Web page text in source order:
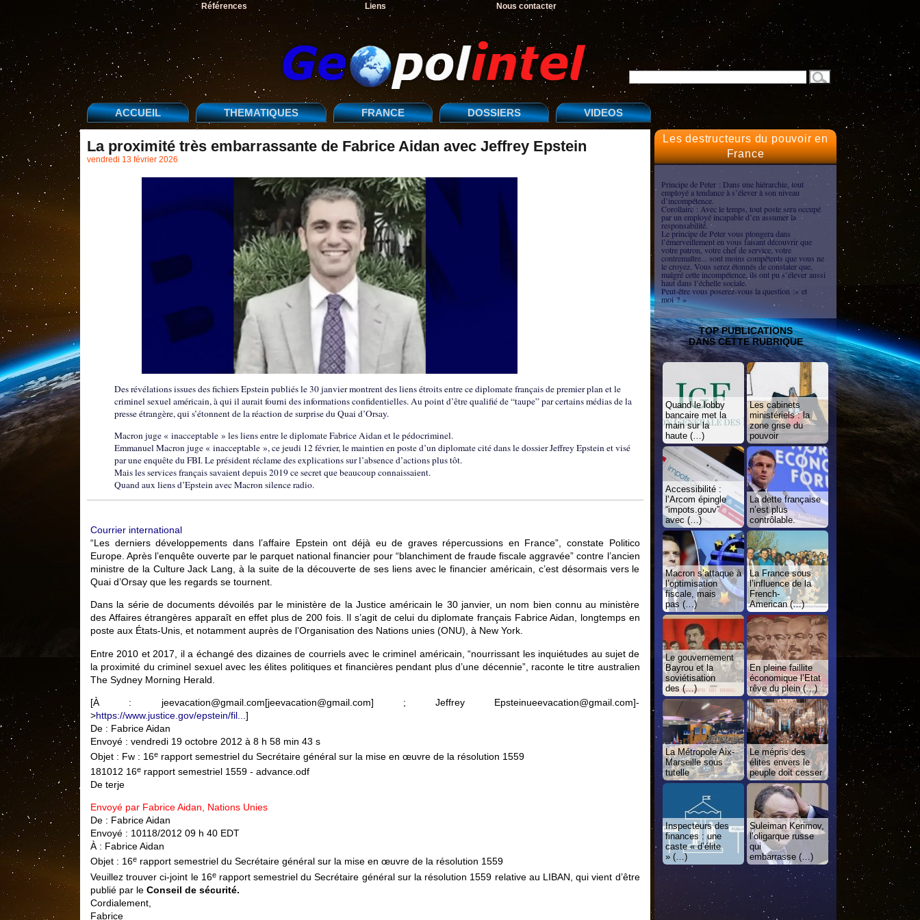
Références Liens Nous contacter
ACCUEIL THEMATIQUES FRANCE DOSSIERS VIDEOS
La proximité très embarrassante de Fabrice Aidan avec Jeffrey Epstein
vendredi 13 février 2026
Des révélations issues des fichiers Epstein publiés le 30 janvier montrent des liens étroits entre ce diplomate français de premier plan et le
criminel sexuel américain, à qui il aurait fourni des informations confidentielles. Au point d’être qualifié de “taupe” par certains médias de la
presse étrangère, qui s’étonnent de la réaction de surprise du Quai d’Orsay.
Macron juge « inacceptable » les liens entre le diplomate Fabrice Aidan et le pédocriminel.
Emmanuel Macron juge « inacceptable », ce jeudi 12 février, le maintien en poste d’un diplomate cité dans le dossier Jeffrey Epstein et visé
par une enquête du FBI. Le président réclame des explications sur l’absence d’actions plus tôt.
Mais les services français savaient depuis 2019 ce secret que beaucoup connaissaient.
Quand aux liens d’Epstein avec Macron silence radio.
Courrier international
“Les derniers développements dans l’affaire Epstein ont déjà eu de graves répercussions en France”, constate Politico
Europe. Après l’enquête ouverte par le parquet national financier pour “blanchiment de fraude fiscale aggravée” contre l’ancien
ministre de la Culture Jack Lang, à la suite de la découverte de ses liens avec le financier américain, c’est désormais vers le
Quai d’Orsay que les regards se tournent.
Dans la série de documents dévoilés par le ministère de la Justice américain le 30 janvier, un nom bien connu au ministère
des Affaires étrangères apparaît en effet plus de 200 fois. Il s’agit de celui du diplomate français Fabrice Aidan, longtemps en
poste aux États-Unis, et notamment auprès de l’Organisation des Nations unies (ONU), à New York.
Entre 2010 et 2017, il a échangé des dizaines de courriels avec le criminel américain, “nourrissant les inquiétudes au sujet de
la proximité du criminel sexuel avec les élites politiques et financières pendant plus d’une décennie”, raconte le titre australien
The Sydney Morning Herald.
[À : jeevacation@gmail.com[jeevacation@gmail.com] ; Jeffrey Epsteinueevacation@gmail.com]-
>https://www.justice.gov/epstein/fil... ]
De : Fabrice Aidan
Envoyé : vendredi 19 octobre 2012 à 8 h 58 min 43 s
Objet : Fw : 16e rapport semestriel du Secrétaire général sur la mise en œuvre de la résolution 1559
181012 16e rapport semestriel 1559 - advance.odf
De terje
Envoyé par Fabrice Aidan, Nations Unies
De : Fabrice Aidan
Envoyé : 10118/2012 09 h 40 EDT
À : Fabrice Aidan
Objet : 16e rapport semestriel du Secrétaire général sur la mise en œuvre de la résolution 1559
Veuillez trouver ci-joint le 16erapport semestriel du Secrétaire général sur la résolution 1559 relative au LIBAN, qui vient d’être
publié par le Conseil de sécurité.
Cordialement,
Fabrice
Les destructeurs du pouvoir en
France
Principe de Peter : Dans une hiérarchie, tout
employé a tendance à s’élever à son niveau
d’incompétence.
Corollaire : Avec le temps, tout poste sera occupé
par un employé incapable d’en assumer la
responsabilité.
Le principe de Peter vous plongera dans
l’émerveillement en vous faisant découvrir que
votre patron, votre chef de service, votre
contremaître... sont moins compétents que vous ne
le croyez. Vous serez étonnés de constater que,
malgré cette incompétence, ils ont pu s’élever aussi
haut dans l’échelle sociale.
Peut-être vous poserez-vous la question :« et
moi ? »
TOP PUBLICATIONS
DANS CETTE RUBRIQUE
Quand le lobby
bancaire met la
main sur la
haute (…)
Les cabinets
ministériels : la
zone grise du
pouvoir
Accessibilité :
l’Arcom épingle
“impots.gouv”
avec (…)
La dette française
n’est plus
contrôlable.
Macron s’attaque à
l’optimisation
fiscale, mais
pas (…)
La France sous
l’influence de la
French-
American (…)
Le gouvernement
Bayrou et la
soviétisation
des (…)
En pleine faillite
économique l’Etat
rêve du plein (…)
La Métropole Aix-
Marseille sous
tutelle
Le mépris des
élites envers le
peuple doit cesser
Inspecteurs des
finances : une
caste « d’élite
» (…)
Suleiman Kerimov,
l’oligarque russe
qui
embarrasse (…)